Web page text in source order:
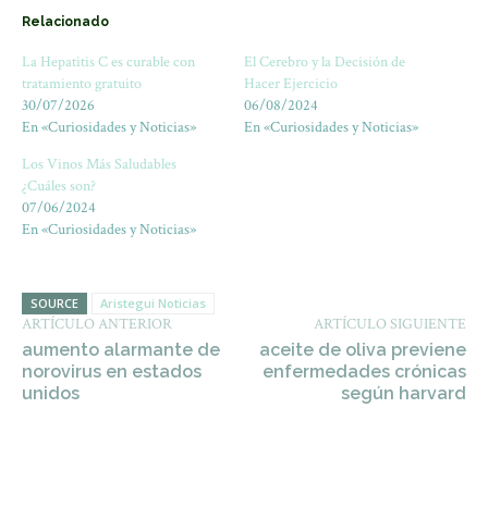
Relacionado
La Hepatitis C es curable con
tratamiento gratuito
30/07/2026
En «Curiosidades y Noticias»
El Cerebro y la Decisión de
Hacer Ejercicio
06/08/2024
En «Curiosidades y Noticias»
Los Vinos Más Saludables
¿Cuáles son?
07/06/2024
En «Curiosidades y Noticias»
SOURCE Aristegui Noticias
ARTÍCULO ANTERIOR
aumento alarmante de
norovirus en estados
unidos
ARTÍCULO SIGUIENTE
aceite de oliva previene
enfermedades crónicas
según harvard